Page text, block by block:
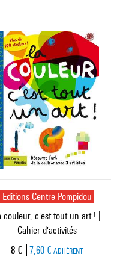
Editions Centre Pompidou
couleur, c'est tout un art ! |
Cahier d'activités
Prix ​​actuel
8 € 7,60 € ADHÉRENT